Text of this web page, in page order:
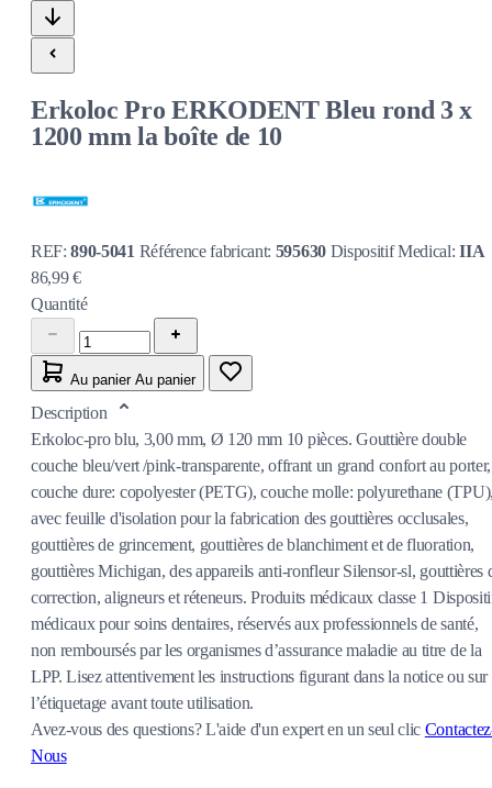
Erkoloc Pro ERKODENT Bleu rond 3 x
1200 mm la boîte de 10
REF:890-5041 Référence fabricant: 595630 Dispositif Medical:IIA
86,99 €
Quantité
Au panier Au panier
Description
Erkoloc-pro blu, 3,00 mm, Ø 120 mm 10 pièces. Gouttière double
couche bleu/vert /pink-transparente, offrant un grand confort au porter,
couche dure: copolyester (PETG), couche molle: polyurethane
avec feuille d'isolation pour la fabrication des gouttières occlusales,
gouttières de grincement, gouttières de blanchiment et de fluoration,
gouttières Michigan, des appareils anti-ronfleur Silensor-sl, gouttières
correction, aligneurs et réteneurs. Produits médicaux classe 1
médicaux pour soins dentaires, réservés aux professionnels de santé,
non remboursés par les organismes d’assurance maladie au titre de la
LPP. Lisez attentivement les instructions figurant dans la notice ou sur
l’étiquetage avant toute utilisation.
Avez-vous des questions?L'aide d'un expert en un seul clic
Nous